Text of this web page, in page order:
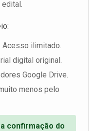
Acesso ilimitado.
digital original.
Google Drive.
menos pelo
confirmação do